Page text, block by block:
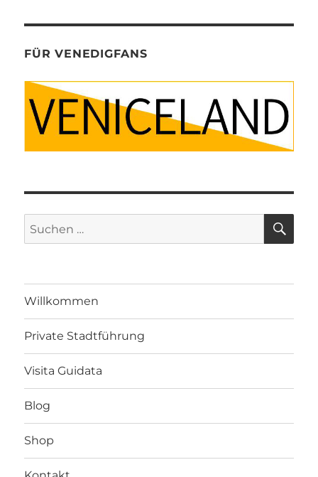
FÜR VENEDIGFANS
Suche
nach:
Willkommen
Private Stadtführung
Visita Guidata
Blog
Shop